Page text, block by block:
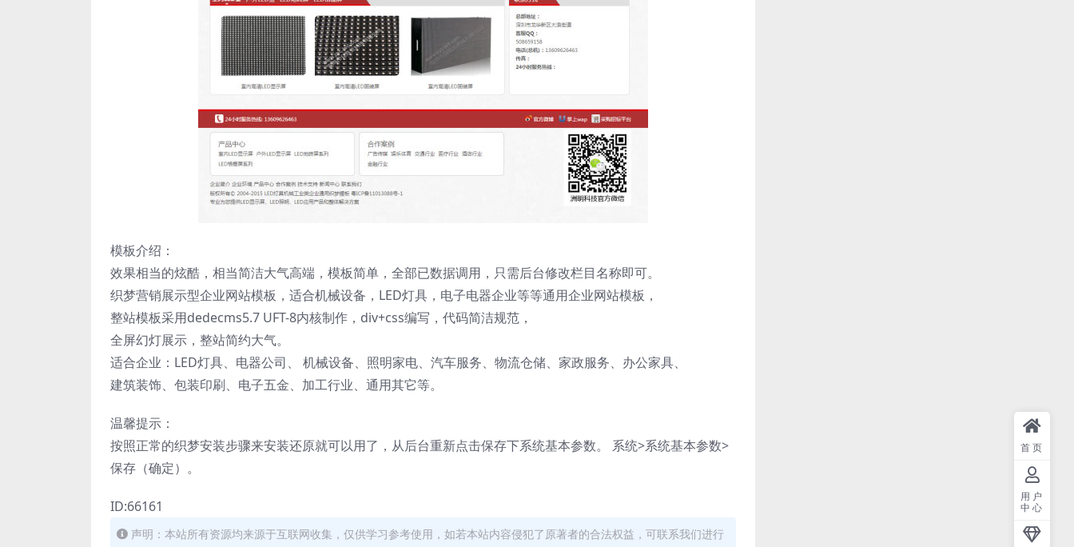
模板介绍：
效果相当的炫酷，相当简洁大气高端，模板简单，全部已数据调用，只需后台修改栏目名称即可。
织梦营销展示型企业网站模板，适合机械设备，LED灯具，电子电器企业等等通用企业网站模板，
整站模板采用dedecms5.7 UFT-8内核制作，div+css编写，代码简洁规范，
全屏幻灯展示，整站简约大气。
适合企业：LED灯具、电器公司、 机械设备、照明家电、汽车服务、物流仓储、家政服务、办公家具、
建筑装饰、包装印刷、电子五金、加工行业、通用其它等。
温馨提示：
按照正常的织梦安装步骤来安装还原就可以用了，从后台重新点击保存下系统基本参数。 系统>系统基本参数>
保存（确定）。
ID:66161
声明：本站所有资源均来源于互联网收集，仅供学习参考使用，如若本站内容侵犯了原著者的合法权益，可联系我们进行
首页
用户
中心